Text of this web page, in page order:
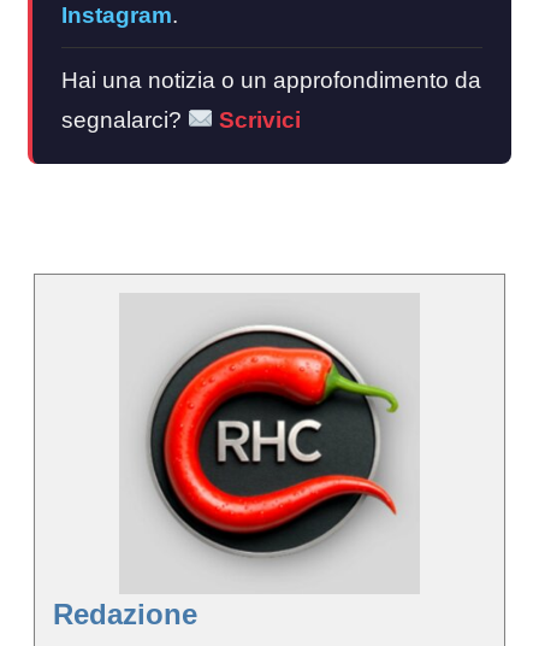
Instagram.
Hai una notizia o un approfondimento da
segnalarci?
Scrivici
Redazione